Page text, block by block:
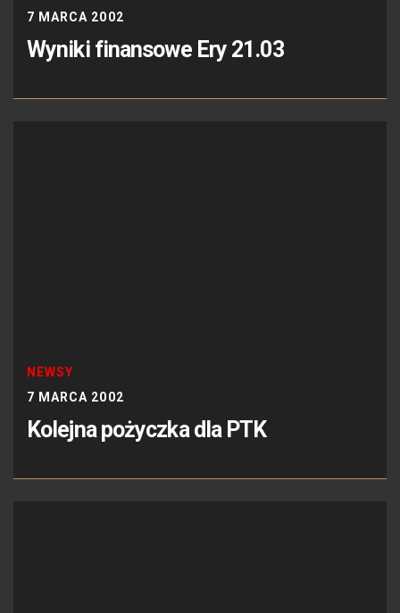
7 MARCA 2002
Wyniki finansowe Ery 21.03
NEWSY
7 MARCA 2002
Kolejna pożyczka dla PTK